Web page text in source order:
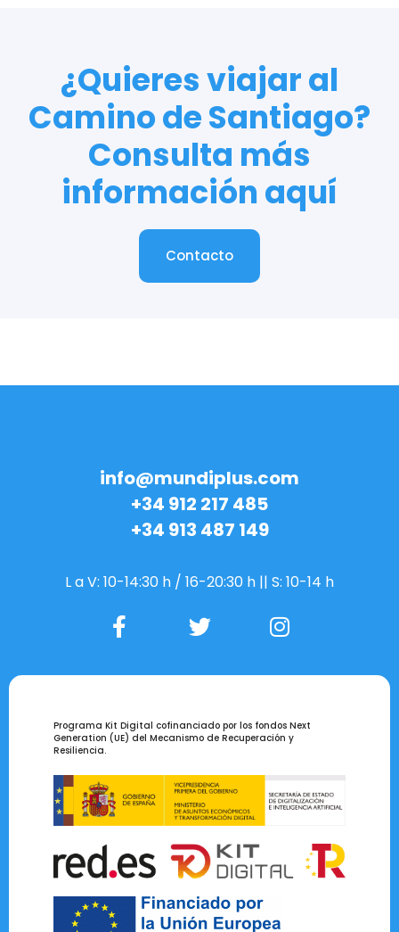
¿Quieres viajar al
Camino de Santiago?
Consulta más
información aquí
Contacto
info@mundiplus.com
+34 912 217 485
+34 913 487 149
L a V: 10-14:30 h / 16-20:30 h || S: 10-14 h
Programa Kit Digital cofinanciado por los fondos Next
Generation (UE) del Mecanismo de Recuperación y
Resiliencia.